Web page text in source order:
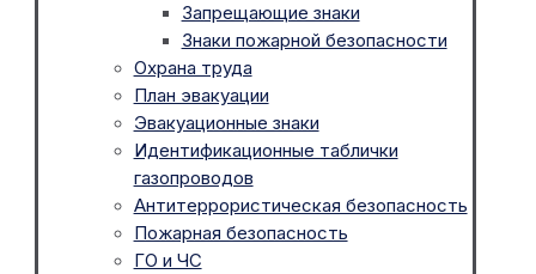
Запрещающие знаки
Знаки пожарной безопасности
Охрана труда
План эвакуации
Эвакуационные знаки
Идентификационные таблички
газопроводов
Антитеррористическая безопасность
Пожарная безопасность
ГО и ЧС